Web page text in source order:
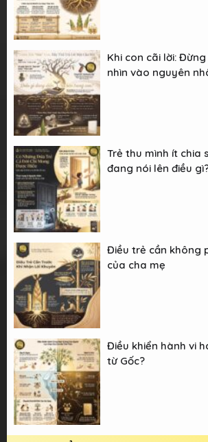
Khi con cãi lời:
nhìn vào nguyên
Trẻ thu mình ít chia
đang nói lên điều
Điều trẻ cần không
của cha mẹ
Điều khiển hành vi
từ Gốc?